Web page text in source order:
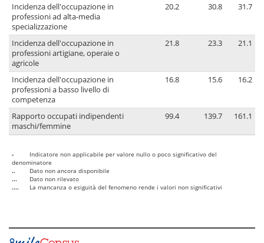
Incidenza dell'occupazione in
professioni ad alta-media
specializzazione
20.2 30.8 31.7
Incidenza dell'occupazione in
professioni artigiane, operaie o
agricole
21.8 23.3 21.1
Incidenza dell'occupazione in
professioni a basso livello di
competenza
16.8 15.6 16.2
Rapporto occupati indipendenti
maschi/femmine
99.4 139.7 161.1
-
Indicatore non applicabile per valore nullo o poco significativo del
denominatore
..
Dato non ancora disponibile
...
Dato non rilevato
....
La mancanza o esiguità del fenomeno rende i valori non significativi